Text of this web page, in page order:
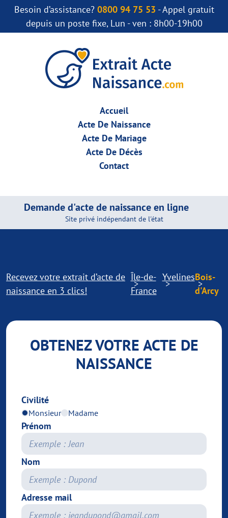
Besoin d’assistance? 0800 94 75 53 - Appel gratuit
depuis un poste fixe, Lun - ven : 8h00-19h00
Accueil
Acte De Naissance
Acte De Mariage
Acte De Décès
Contact
Demande d'acte de naissance en ligne
Site privé indépendant de l'état
Recevez votre extrait d’acte de
naissance en 3 clics!
Île-de-
France
YvelinesBois-
d'Arcy
OBTENEZ VOTRE ACTE DE
NAISSANCE
Civilité
Monsieur Madame
Prénom
Nom
Adresse mail